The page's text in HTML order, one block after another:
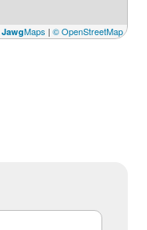
JawgMaps | © OpenStreetMap